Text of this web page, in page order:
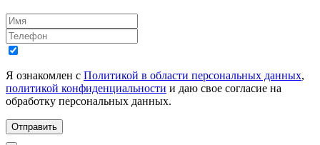
Я ознакомлен с Политикой в области персональных данных,
политикой конфиденциальности и даю свое согласие на
обработку персональных данных.
Отправить